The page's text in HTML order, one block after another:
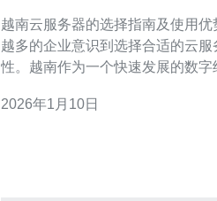
越南云服务器的选择指南及使用优势 在数字化时代，
越多的企业意识到选择合适的云
性。越南作为一个快速发展的数
的越南云服务器都能为业务带来巨
2026年1月10日